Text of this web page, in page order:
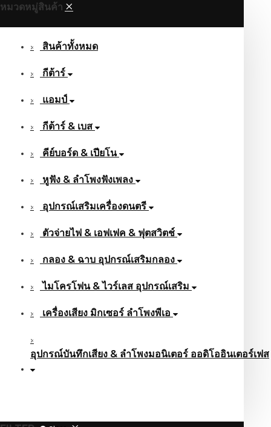
หมวดหมู่สินค้า
สินค้าทั้งหมด
กีต้าร์
แอมป์
กีต้าร์ & เบส
คีย์บอร์ด & เปียโน
หูฟัง & ลําโพงฟังเพลง
อุปกรณ์เสริมเครื่องดนตรี
ตัวจ่ายไฟ & เอฟเฟค & ฟุตสวิตช์
กลอง & ฉาบ อุปกรณ์เสริมกลอง
ไมโครโฟน & ไวร์เลส อุปกรณ์เสริม
เครื่องเสียง มิกเซอร์ ลำโพงพีเอ
อุปกรณ์บันทึกเสียง & ลำโพงมอนิเตอร์ ออดิโออินเตอร์เฟส